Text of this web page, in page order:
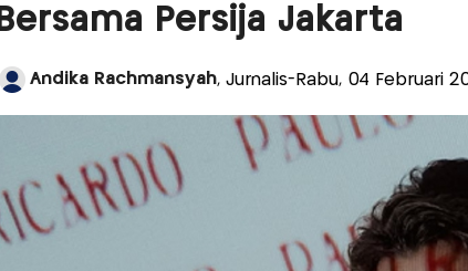
Bersama Persija Jakarta
Andika Rachmansyah, Jurnalis-Rabu, 04 Februari